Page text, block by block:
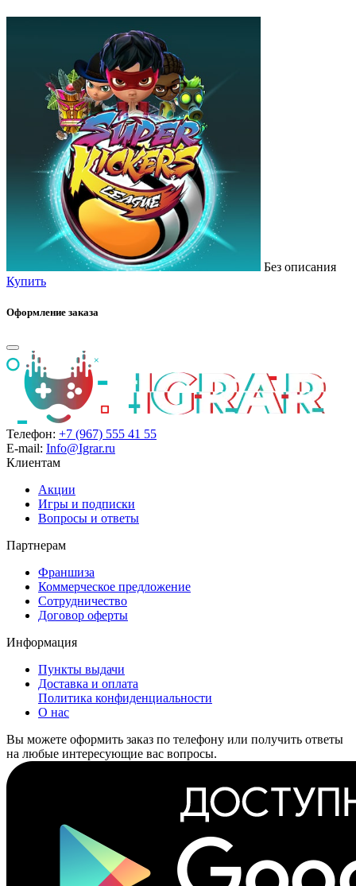
Без описания
Купить
Оформление заказа
Телефон: +7 (967) 555 41 55
E-mail: Info@Igrar.ru
Клиентам
Акции
Игры и подписки
Вопросы и ответы
Партнерам
Франшиза
Коммерческое предложение
Сотрудничество
Договор оферты
Информация
Пункты выдачи
Доставка и оплата
Политика конфиденциальности
О нас
Вы можете оформить заказ по телефону или получить ответы
на любые интересующие вас вопросы.